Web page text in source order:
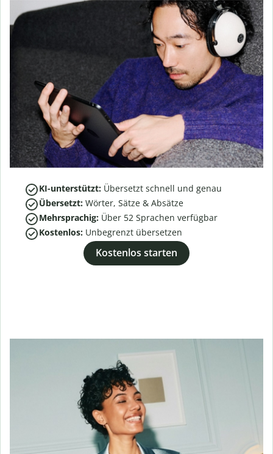
KI-unterstützt: Übersetzt schnell und genau
Übersetzt: Wörter, Sätze & Absätze
Mehrsprachig: Über 52 Sprachen verfügbar
Kostenlos: Unbegrenzt übersetzen
Kostenlos starten